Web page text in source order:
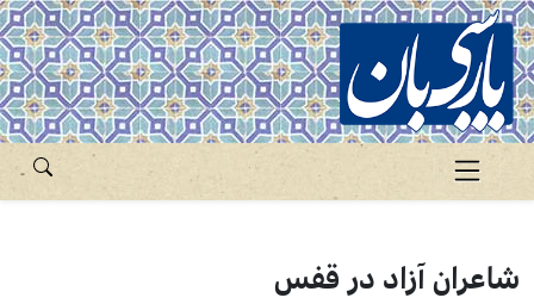
شاعران آزاد در قفس